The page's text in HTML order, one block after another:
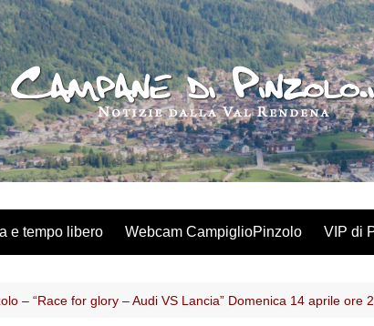
e tempo libero Webcam CampiglioPinzolo VIP di
– “Race for glory – Audi VS Lancia” Domenica 14 aprile ore